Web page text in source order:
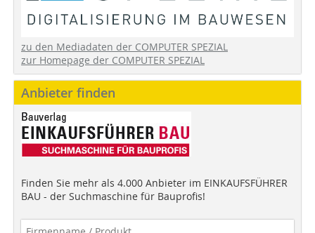
zu den Mediadaten der COMPUTER SPEZIAL
zur Homepage der COMPUTER SPEZIAL
Anbieter finden
Finden Sie mehr als 4.000 Anbieter im EINKAUFSFÜHRER
BAU - der Suchmaschine für Bauprofis!